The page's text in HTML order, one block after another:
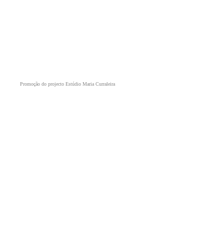
Promoção do projecto Estúdio Maria Curraleira